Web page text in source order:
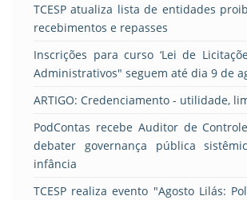
TCESP atualiza lista de entidades
recebimentos e repasses
Inscrições para curso ‘Lei de
Administrativos" seguem até dia 9 de
ARTIGO: Credenciamento - utilidade,
PodContas recebe Auditor de
debater governança pública
infância
TCESP realiza evento "Agosto Lilás: